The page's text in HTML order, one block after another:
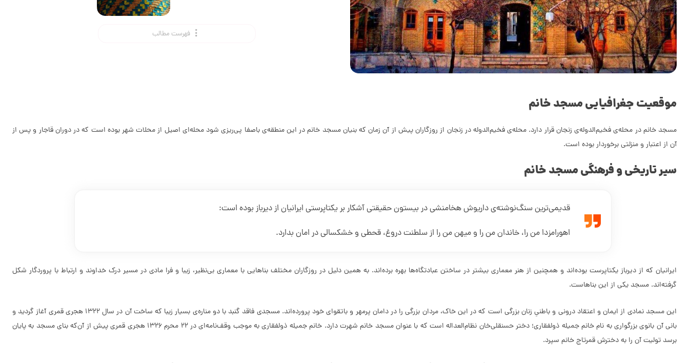
فهرست مطالب
موقعیت جغرافیایی مسجد خانم
مسجد خانم در محله‌ی فخیم‌الدوله‌ی زنجان قرار دارد. محله‌ی فخیم‌الدوله در زنجان از روزگاران پیش از آن زمان که بنیان مسجد خانم در این منطقه‌ی باصفا پی‌ریزی شود محله‌ای اصیل از محلات شهر بوده است که در دوران قاجار و پس از
آن از اعتبار و منزلتی برخوردار بوده است.
سیر تاریخی و فرهنگی مسجد خانم
قدیمی‌ترین سنگ‌نوشته‌ی داریوش هخامنشی در بیستون حقیقتی آشکار بر یکتاپرستی ایرانیان از دیرباز بوده است:
اهورامزدا من را، خاندان من را و میهن من را از سلطنت دروغ، قحطی و خشکسالی در امان بدارد.
ایرانیان که از دیرباز یکتاپرست بوده‌اند و همچنین از هنر معماری بیشتر در ساختن عبادتگاه‌ها بهره برده‌اند. به همین دلیل در روزگاران مختلف بناهایی با معماری بی‌نظیر، زیبا و فرا مادی در مسیر درک خداوند و ارتباط با پروردگار شکل
گرفته‌اند. مسجد یکی از این بناهاست.
این مسجد نمادی از ایمان و اعتقاد درونی و باطنیِ زنان بزرگی است که در این خاک، مردان بزرگی را در دامان پرمهر و باتقوای خود پرورده‌اند. مسجدی فاقد گنبد با دو مناره‌ی بسیار زیبا که ساخت آن در سال 1322 هجری قمری آغاز گردید و
بانی آن بانوی بزرگواری به نام خانم جمیله ذولفقاری؛ دختر حسنقلی‌خان نظام‌العداله است که با عنوان مسجد خانم شهرت دارد. خانم جمیله ذولفقاری به موجب وقف‌نامه‌ای در 22 محرم 1326 هجری قمری پیش از آن‌که بنای مسجد به پایان
برسد تولیت آن را به دخترش قمرتاج خانم سپرد.